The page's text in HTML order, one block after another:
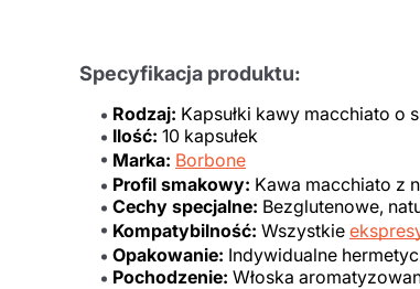
Specyfikacja produktu:
Rodzaj: Kapsułki kawy macchiato o
Ilość: 10 kapsułek
Marka: Borbone
Profil smakowy: Kawa macchiato z
Cechy specjalne: Bezglutenowe,
Kompatybilność: Wszystkie
Opakowanie: Indywidualne
Pochodzenie: Włoska